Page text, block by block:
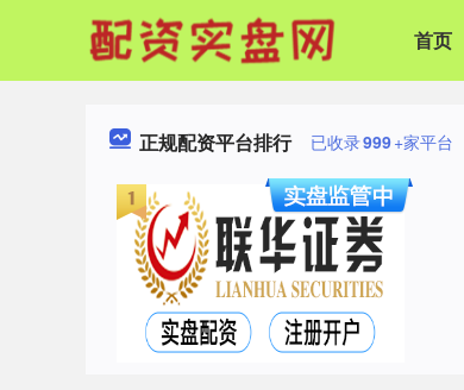
首页
正规配资平台排行 已收录999+家平台